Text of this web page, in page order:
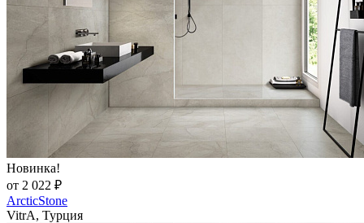
Новинка!
от 2 022 ₽
ArcticStone
VitrA, Турция